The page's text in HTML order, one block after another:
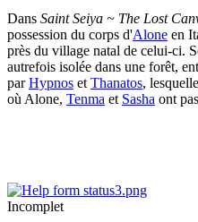
Dans Saint Seiya ~ The Lost
possession du corps d'Alone en
près du village natal de celui-ci.
autrefois isolée dans une forêt,
parHypnos et Thanatos,
où Alone, Tenma et Sasha ont
Incomplet